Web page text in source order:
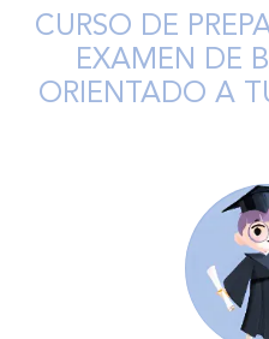
CURSO DE
EXAMEN DE
ORIENTADO A